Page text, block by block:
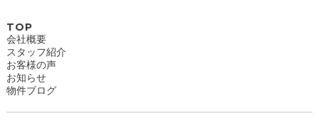
TOP
会社概要
スタッフ紹介
お客様の声
お知らせ
物件ブログ